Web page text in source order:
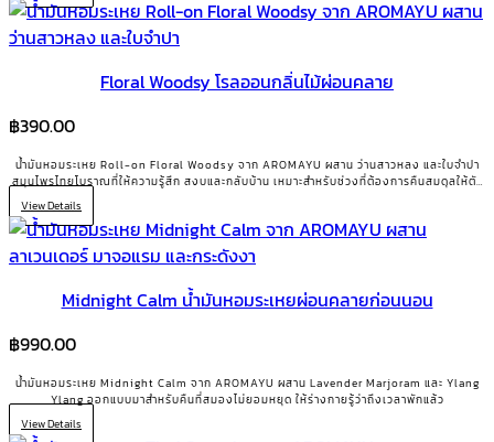
Floral Woodsy โรลออนกลิ่นไม้ผ่อนคลาย
฿390.00
น้ำมันหอมระเหย Roll-on Floral Woodsy จาก AROMAYU ผสาน ว่านสาวหลง และใบจำปา
สมุนไพรไทยโบราณที่ให้ความรู้สึก สงบและกลับบ้าน เหมาะสำหรับช่วงที่ต้องการคืนสมดุลให้ตัว
View Details
Midnight Calm น้ำมันหอมระเหยผ่อนคลายก่อนนอน
฿990.00
น้ำมันหอมระเหย Midnight Calm จาก AROMAYU ผสาน Lavender Marjoram และ Ylang
Ylang ออกแบบมาสำหรับคืนที่สมองไม่ยอมหยุด ให้ร่างกายรู้ว่าถึงเวลาพักแล้ว
View Details